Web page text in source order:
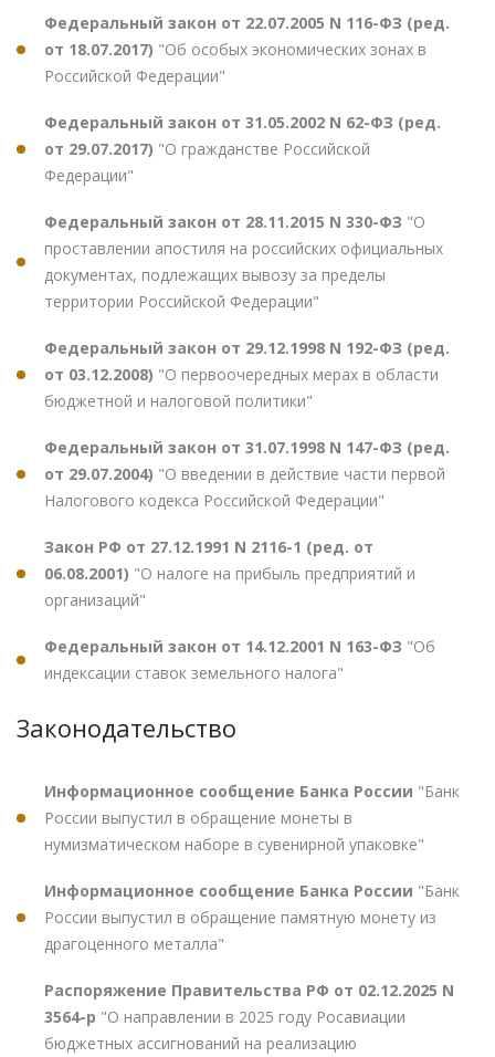
Федеральный закон от 22.07.2005 N 116-ФЗ (ред.
от 18.07.2017) "Об особых экономических зонах в
Российской Федерации"
Федеральный закон от 31.05.2002 N 62-ФЗ (ред.
от 29.07.2017) "О гражданстве Российской
Федерации"
Федеральный закон от 28.11.2015 N 330-ФЗ "О
проставлении апостиля на российских официальных
документах, подлежащих вывозу за пределы
территории Российской Федерации"
Федеральный закон от 29.12.1998 N 192-ФЗ (ред.
от 03.12.2008) "О первоочередных мерах в области
бюджетной и налоговой политики"
Федеральный закон от 31.07.1998 N 147-ФЗ (ред.
от 29.07.2004) "О введении в действие части первой
Налогового кодекса Российской Федерации"
Закон РФ от 27.12.1991 N 2116-1 (ред. от
06.08.2001) "О налоге на прибыль предприятий и
организаций"
Федеральный закон от 14.12.2001 N 163-ФЗ "Об
индексации ставок земельного налога"
Законодательство
Информационное сообщение Банка России "Банк
России выпустил в обращение монеты в
нумизматическом наборе в сувенирной упаковке"
Информационное сообщение Банка России "Банк
России выпустил в обращение памятную монету из
драгоценного металла"
Распоряжение Правительства РФ от 02.12.2025 N
3564-р "О направлении в 2025 году Росавиации
бюджетных ассигнований на реализацию